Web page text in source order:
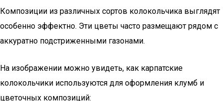
Композиции из различных сортов колокольчика выглядят
особенно эффектно. Эти цветы часто размещают рядом с
аккуратно подстриженными газонами.
На изображении можно увидеть, как карпатские
колокольчики используются для оформления клумб и
цветочных композиций: